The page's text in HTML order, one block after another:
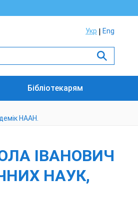
Укр Eng
Бібліотекарям
НААН.
ІВАНОВИЧ
НАУК,